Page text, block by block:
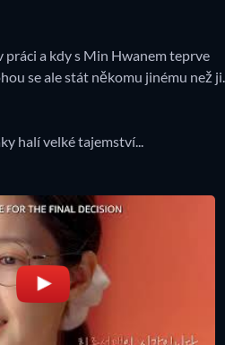
práci a kdy s Min Hwanem teprve
se ale stát někomu jinému než ji.
halí velké tajemství...